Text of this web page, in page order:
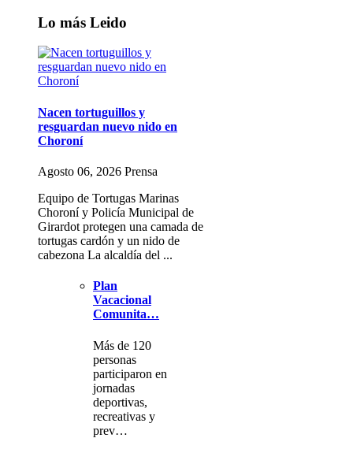
Lo más Leido
Nacen tortuguillos y
resguardan nuevo nido en
Choroní
Agosto 06, 2026 Prensa
Equipo de Tortugas Marinas
Choroní y Policía Municipal de
Girardot protegen una camada de
tortugas cardón y un nido de
cabezona La alcaldía del ...
Plan
Vacacional
Comunita…
Más de 120
personas
participaron en
jornadas
deportivas,
recreativas y
prev…